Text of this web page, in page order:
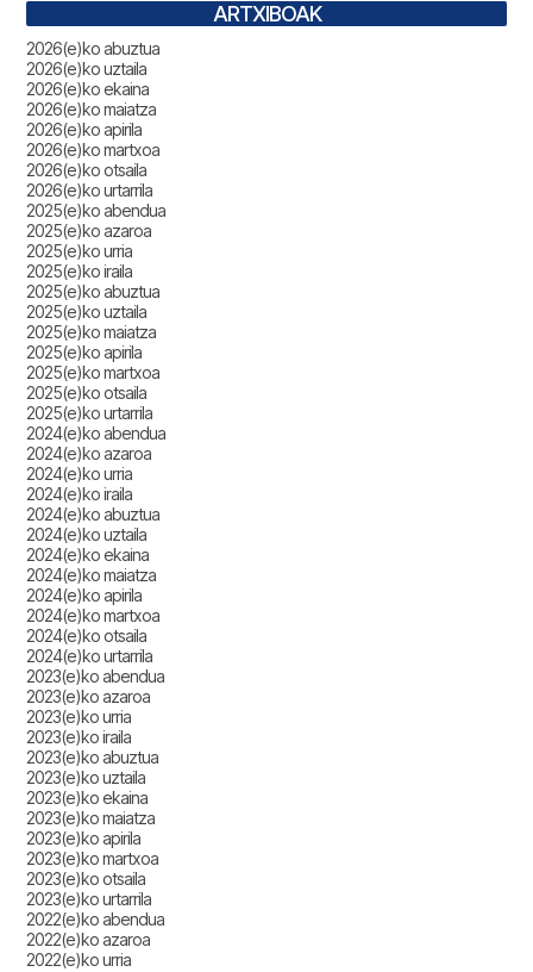
ARTXIBOAK
2026(e)ko abuztua
2026(e)ko uztaila
2026(e)ko ekaina
2026(e)ko maiatza
2026(e)ko apirila
2026(e)ko martxoa
2026(e)ko otsaila
2026(e)ko urtarrila
2025(e)ko abendua
2025(e)ko azaroa
2025(e)ko urria
2025(e)ko iraila
2025(e)ko abuztua
2025(e)ko uztaila
2025(e)ko maiatza
2025(e)ko apirila
2025(e)ko martxoa
2025(e)ko otsaila
2025(e)ko urtarrila
2024(e)ko abendua
2024(e)ko azaroa
2024(e)ko urria
2024(e)ko iraila
2024(e)ko abuztua
2024(e)ko uztaila
2024(e)ko ekaina
2024(e)ko maiatza
2024(e)ko apirila
2024(e)ko martxoa
2024(e)ko otsaila
2024(e)ko urtarrila
2023(e)ko abendua
2023(e)ko azaroa
2023(e)ko urria
2023(e)ko iraila
2023(e)ko abuztua
2023(e)ko uztaila
2023(e)ko ekaina
2023(e)ko maiatza
2023(e)ko apirila
2023(e)ko martxoa
2023(e)ko otsaila
2023(e)ko urtarrila
2022(e)ko abendua
2022(e)ko azaroa
2022(e)ko urria